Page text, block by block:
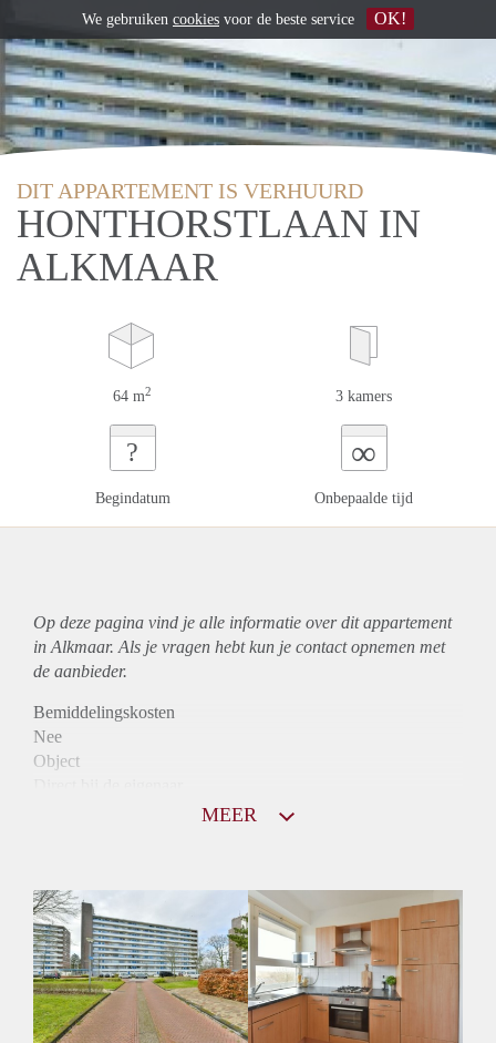
DIT APPARTEMENT IS VERHUURD
HONTHORSTLAAN IN
ALKMAAR
64 m2 3 kamers
?
Begindatum
∞
Onbepaalde tijd
Op deze pagina vind je alle informatie over ditappartement
in Alkmaar. Als je vragen hebt kun je contact opnemen met
de aanbieder.
Bemiddelingskosten
Nee
Object
Huurtoeslag
Niet mogelijk
Inkomen eis
3,2 X Maandhuur Bruto
Huurtermijn
Onbepaalde termijn
MEER
We gebruiken cookies voor de beste service OK!